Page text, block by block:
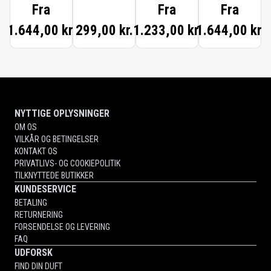
Fra
1.644,00 kr. 299,00 kr.
Fra
1.233,00 kr.
Fra
1.644,00 kr.
NYTTIGE OPLYSNINGER
OM OS
VILKÅR OG BETINGELSER
KONTAKT OS
PRIVATLIVS- OG COOKIEPOLITIK
TILKNYTTEDE BUTIKKER
KUNDESERVICE
BETALING
RETURNERING
FORSENDELSE OG LEVERING
FAQ
UDFORSK
FIND DIN DUFT